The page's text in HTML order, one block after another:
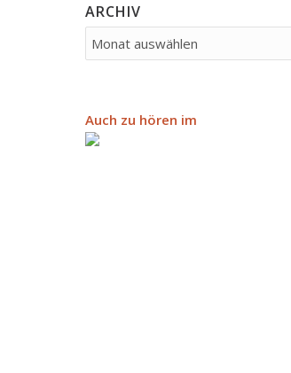
ARCHIV
Auch zu hören im